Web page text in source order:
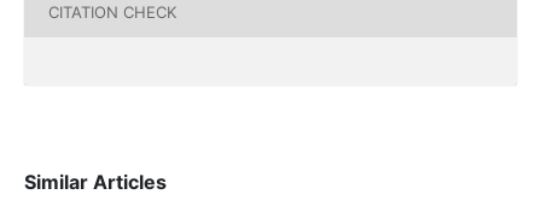
CITATION CHECK
Similar Articles